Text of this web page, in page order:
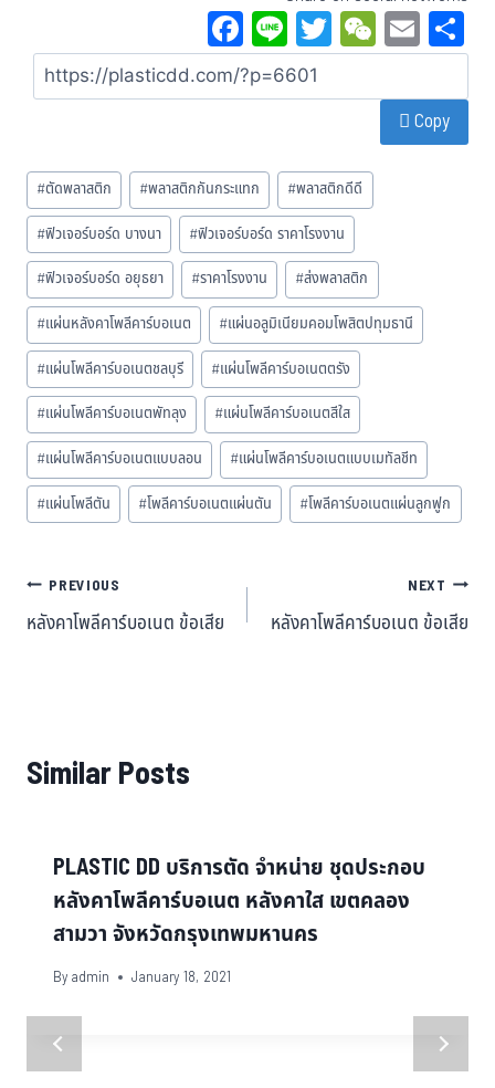
Fa
ce
bo
Li
ne
T
wi
tt
W
eC
ha
t
E
m
ail
Copy
#ตัดพลาสติก #พลาสติกกันกระแทก #พลาสติกดีดี
#ฟิวเจอร์บอร์ด บางนา #ฟิวเจอร์บอร์ด ราคาโรงงาน
#ฟิวเจอร์บอร์ด อยุธยา #ราคาโรงงาน #ส่งพลาสติก
#แผ่นหลังคาโพลีคาร์บอเนต #แผ่นอลูมิเนียมคอมโพสิตปทุมธานี
#แผ่นโพลีคาร์บอเนตชลบุรี #แผ่นโพลีคาร์บอเนตตรัง
#แผ่นโพลีคาร์บอเนตพัทลุง #แผ่นโพลีคาร์บอเนตสีใส
#แผ่นโพลีคาร์บอเนตแบบลอน #แผ่นโพลีคาร์บอเนตแบบเมทัลชีท
#แผ่นโพลีตัน #โพลีคาร์บอเนตแผ่นตัน #โพลีคาร์บอเนตแผ่นลูกฟูก
PREVIOUS
หลังคาโพลีคาร์บอเนต ข้อเสีย
NEXT
หลังคาโพลีคาร์บอเนต ข้อเสีย
Similar Posts
PLASTIC DD บริการตัด จำหน่าย ชุดประกอบ
หลังคาโพลีคาร์บอเนต หลังคาใส เขตคลอง
สามวา จังหวัดกรุงเทพมหานคร
By admin January 18, 2021